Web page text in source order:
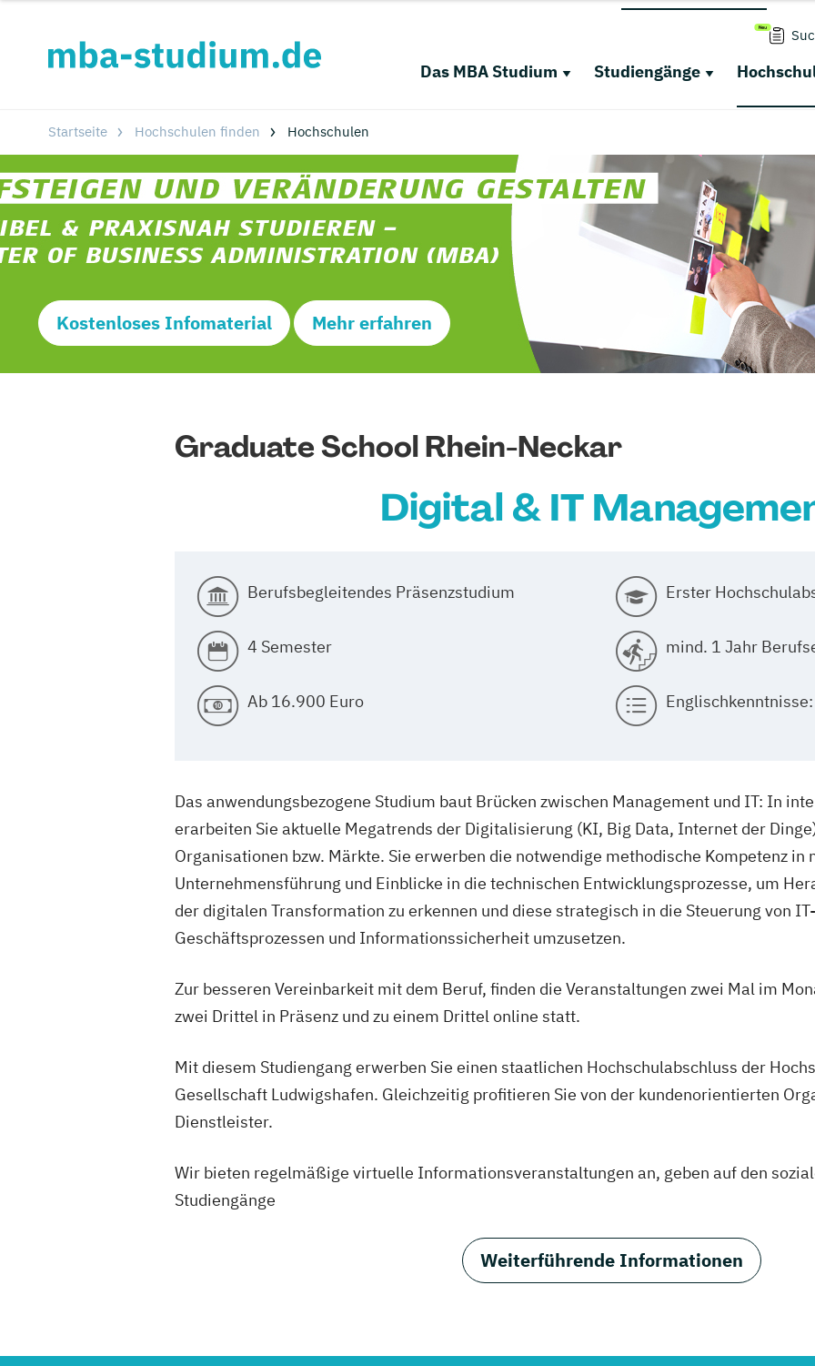
Das MBA Studium Studiengänge
Startseite Hochschulen finden Hochschulen
Kostenloses Infomaterial Mehr erfahren
Graduate School Rhein-Neckar
Digital & IT
Berufsbegleitendes Präsenzstudium Erster
4 Semester mind. 1 Jahr
Ab 16.900 Euro
Das anwendungsbezogene Studium baut Brücken zwischen Management und IT: In
erarbeiten Sie aktuelle Megatrends der Digitalisierung (KI, Big Data, Internet der
Organisationen bzw. Märkte. Sie erwerben die notwendige methodische Kompetenz in
Unternehmensführung und Einblicke in die technischen Entwicklungsprozesse, um
der digitalen Transformation zu erkennen und diese strategisch in die Steuerung von
Geschäftsprozessen und Informationssicherheit umzusetzen.
Zur besseren Vereinbarkeit mit dem Beruf, finden die Veranstaltungen zwei Mal im
zwei Drittel in Präsenz und zu einem Drittel online statt.
Mit diesem Studiengang erwerben Sie einen staatlichen Hochschulabschluss der
Gesellschaft Ludwigshafen. Gleichzeitig profitieren Sie von der kundenorientierten
Dienstleister.
Wir bieten regelmäßige virtuelle Informationsveranstaltungen an, geben auf den
Studiengänge
Weiterführende Informationen